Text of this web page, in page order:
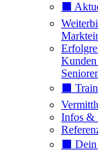
⬛️
⬛️
Infos &
⬛️